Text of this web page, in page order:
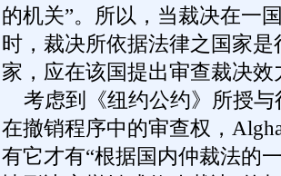
的机关”。所以，当裁决在一
时，裁决所依据法律之国家
家，应在该国提出审查裁决
考虑到《纽约公约》所授与
在撤销程序中的审查权，
有它才有“根据国内仲裁法的